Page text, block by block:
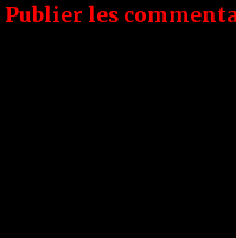
Publier les